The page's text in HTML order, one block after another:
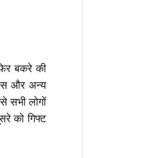
बकरे की
और अन्य
सभी लोगों
को गिफ्ट